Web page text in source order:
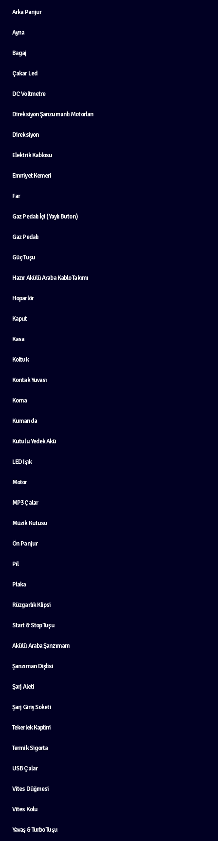
Arka Panjur
Ayna
Bagaj
Çakar Led
DC Voltmetre
Direksiyon Şanzumanlı Motorları
Direksiyon
Elektrik Kablosu
Emniyet Kemeri
Far
Gaz Pedalı İçi (Yaylı Buton)
Gaz Pedalı
Güç Tuşu
Hazır Akülü Araba Kablo Takımı
Hoparlör
Kaput
Kasa
Koltuk
Kontak Yuvası
Korna
Kumanda
Kutulu Yedek Akü
LED Işık
Motor
MP3 Çalar
Müzik Kutusu
Ön Panjur
Pil
Plaka
Rüzgarlık Klipsi
Start & Stop Tuşu
Akülü Araba Şanzımanı
Şanzıman Dişlisi
Şarj Aleti
Şarj Giriş Soketi
Tekerlek Kaplini
Termik Sigorta
USB Çalar
Vites Düğmesi
Vites Kolu
Yavaş & Turbo Tuşu